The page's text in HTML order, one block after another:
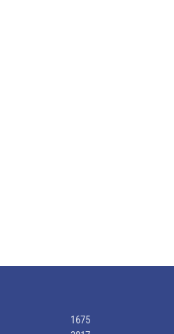
1675